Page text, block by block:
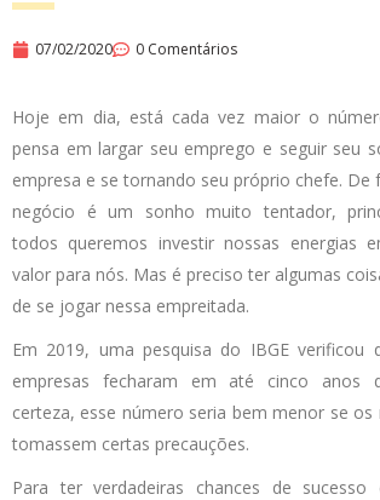
07/02/2020 0 Comentários
Hoje em dia, está cada vez maior o
pensa em largar seu emprego e seguir seu
empresa e se tornando seu próprio chefe.
negócio é um sonho muito tentador,
todos queremos investir nossas energias
valor para nós. Mas é preciso ter algumas
de se jogar nessa empreitada.
Em 2019, uma pesquisa do IBGE verificou
empresas fecharam em até cinco anos
certeza, esse número seria bem menor se os
tomassem certas precauções.
Para ter verdadeiras chances de